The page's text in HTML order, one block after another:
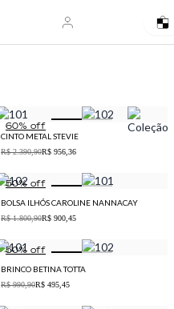
60% off
CINTO METAL STEVIE
R$ 2.390,90R$ 956,36
50% off
BOLSA ILHÓS CAROLINE NANNACAY
R$ 1.800,90R$ 900,45
50% off
BRINCO BETINA TOTTA
R$ 990,90R$ 495,45